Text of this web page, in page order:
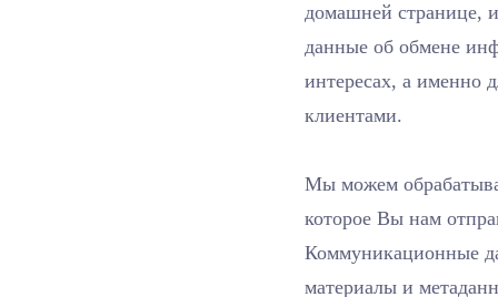
домашней странице,
данные об обмене
интересах, а именно
клиентами.
Мы можем
которое Вы нам
Коммуникационные
материалы и